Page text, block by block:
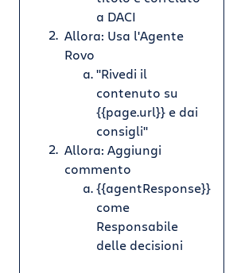
a DACI
Allora: Usa l'Agente
Rovo
"Rivedi il
contenuto su
{{page.url}} e dai
consigli"
Allora: Aggiungi
commento
{{agentResponse}}
come
Responsabile
delle decisioni